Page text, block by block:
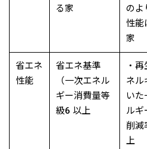
る家
のよ
性能
家
省エネ
性能
省エネ基準
（一次エネル
ギー消費量等
級6 以上
・
ネル
いた
ルギ
削減
上